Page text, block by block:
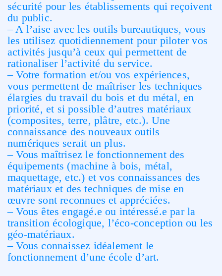
sécurité pour les établissements qui reçoivent
du public.
– A l’aise avec les outils bureautiques, vous
les utilisez quotidiennement pour piloter vos
activités jusqu’à ceux qui permettent de
rationaliser l’activité du service.
– Votre formation et/ou vos expériences,
vous permettent de maîtriser les techniques
élargies du travail du bois et du métal, en
priorité, et si possible d’autres matériaux
(composites, terre, plâtre, etc.). Une
connaissance des nouveaux outils
numériques serait un plus.
– Vous maîtrisez le fonctionnement des
équipements (machine à bois, métal,
maquettage, etc.) et vos connaissances des
matériaux et des techniques de mise en
œuvre sont reconnues et appréciées.
– Vous êtes engagé.e ou intéressé.e par la
transition écologique, l’éco-conception ou les
géo-matériaux.
– Vous connaissez idéalement le
fonctionnement d’une école d’art.